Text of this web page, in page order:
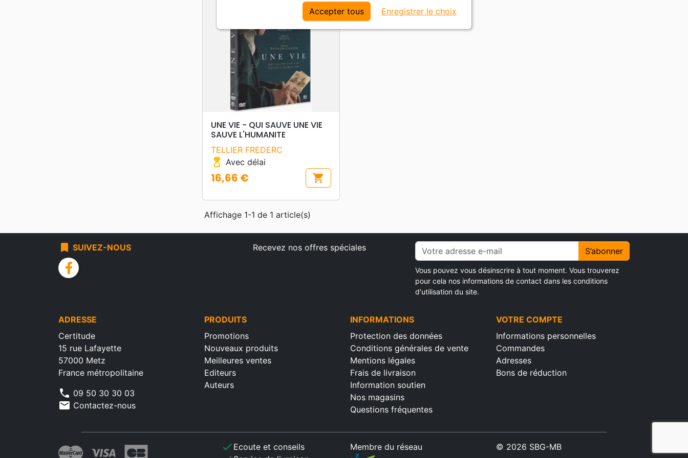
search APERÇU RAPIDE
UNE VIE - QUI SAUVE UNE VIE
SAUVE L'HUMANITE
TELLIER FREDERC
hourglass_top Avec délai
Prix
16,66 € shopping_cart
Affichage 1-1 de 1 article(s)
bookmark SUIVEZ-NOUS
facebook
Recevez nos offres spéciales S’abonner
Vous pouvez vous désinscrire à tout moment. Vous trouverez
pour cela nos informations de contact dans les conditions
d'utilisation du site.
ADRESSE
Certitude
15 rue Lafayette
57000 Metz
France métropolitaine
phone 09 50 30 30 03
mail Contactez-nous
PRODUITS
Promotions
Nouveaux produits
Meilleures ventes
Editeurs
Auteurs
INFORMATIONS
Protection des données
Conditions générales de vente
Mentions légales
Frais de livraison
Information soutien
Nos magasins
Questions fréquentes
VOTRE COMPTE
Informations personnelles
Commandes
Adresses
Bons de réduction
check Ecoute et conseils Membre du réseau © 2026 SBG-MB
Accepter tous Enregistrer le choix